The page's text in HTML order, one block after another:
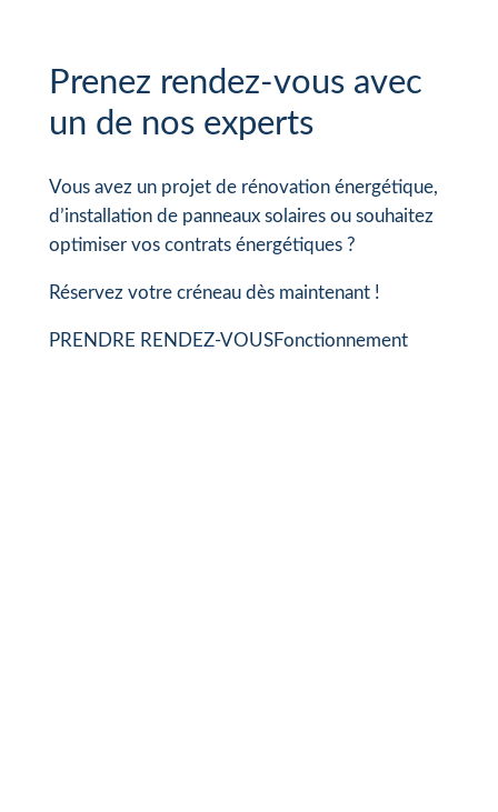
Prenez rendez-vous avec
un de nos experts
Vous avez un projet de rénovation énergétique,
d’installation de panneaux solaires ou souhaitez
optimiser vos contrats énergétiques ?
Réservez votre créneau dès maintenant !
PRENDRE RENDEZ-VOUSFonctionnement